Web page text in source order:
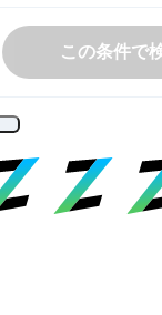
この条件で